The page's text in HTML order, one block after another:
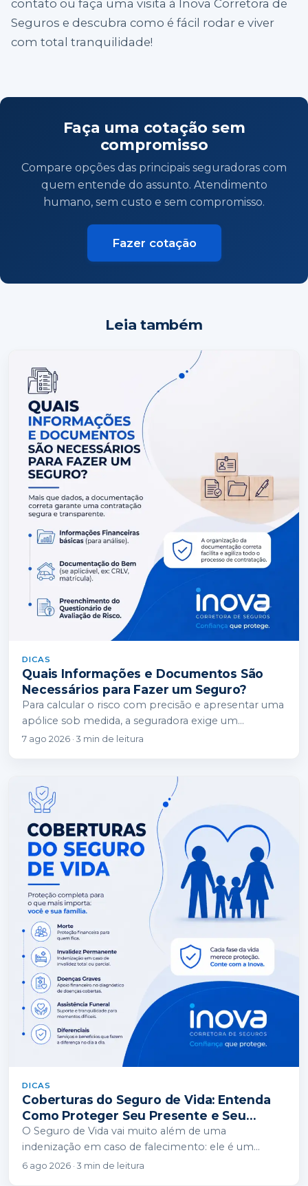
contato ou faça uma visita à Inova Corretora de
Seguros e descubra como é fácil rodar e viver
com total tranquilidade!
Faça uma cotação sem
compromisso
Compare opções das principais seguradoras com
quem entende do assunto. Atendimento
humano, sem custo e sem compromisso.
Fazer cotação
Leia também
DICAS
Quais Informações e Documentos São
Necessários para Fazer um Seguro?
Para calcular o risco com precisão e apresentar uma
apólice sob medida, a seguradora exige um
conjunto de informações cadastrais, técnicas e…
7 ago 2026 · 3 min de leitura
DICAS
Coberturas do Seguro de Vida: Entenda
Como Proteger Seu Presente e Seu
Futuro
O Seguro de Vida vai muito além de uma
indenização em caso de falecimento: ele é um
instrumento de proteção financeira completo…
6 ago 2026 · 3 min de leitura